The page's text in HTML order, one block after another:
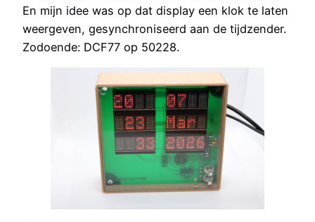
En mijn idee was op dat display een klok te laten
weergeven, gesynchroniseerd aan de tijdzender.
Zodoende: DCF77 op 50228.